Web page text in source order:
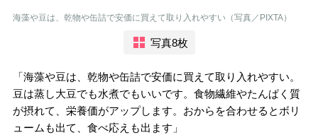
海藻や豆は、乾物や缶詰で安価に買えて取り入れやすい（写真／PIXTA）
写真8枚
「海藻や豆は、乾物や缶詰で安価に買えて取り入れやすい。
豆は蒸し大豆でも水煮でもいいです。食物繊維やたんぱく質
が摂れて、栄養価がアップします。おからを合わせるとボリ
ュームも出て、食べ応えも出ます」